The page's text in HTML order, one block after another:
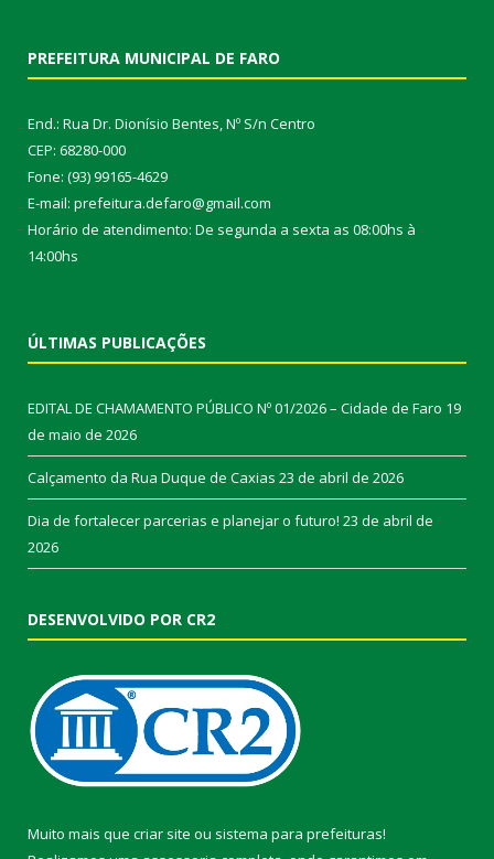
PREFEITURA MUNICIPAL DE FARO
End.: Rua Dr. Dionísio Bentes, Nº S/n Centro
CEP: 68280-000
Fone: (93) 99165-4629
E-mail: prefeitura.defaro@gmail.com
Horário de atendimento: De segunda a sexta as 08:00hs à
14:00hs
ÚLTIMAS PUBLICAÇÕES
EDITAL DE CHAMAMENTO PÚBLICO Nº 01/2026 – Cidade de Faro 19
de maio de 2026
Calçamento da Rua Duque de Caxias 23 de abril de 2026
Dia de fortalecer parcerias e planejar o futuro! 23 de abril de
2026
DESENVOLVIDO POR CR2
Muito mais que criar site ou sistema para prefeituras!